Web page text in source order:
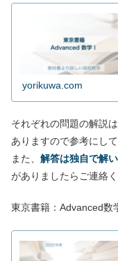
yorikuwa.com
それぞれの問題の解説
ありますので参考にして
また、 解答は独自で解
がありましたらご連絡く
東京書籍：Advanced数